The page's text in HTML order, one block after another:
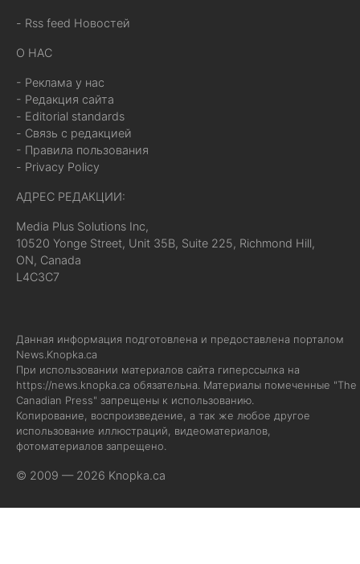
- Rss feed Новостей
О НАС
- Реклама у нас
- Редакция сайта
- Editorial standards
- Связь с редакцией
- Правила пользования
- Privacy Policy
АДРЕС РЕДАКЦИИ:
Media Plus Solutions Inc,
10520 Yonge Street, Unit 35B, Suite 225, Richmond Hill,
ON, Canada
L4C3C7
Данная информация подготовлена и предоставлена порталом
News.Knopka.ca
При использовании материалов сайта гиперссылка на
https://news.knopka.ca обязательна. Материалы помеченные "The
Canadian Press" запрещены к использованию.
Копирование, воспроизведение, а так же любое другое
использование иллюстраций, видеоматериалов,
фотоматериалов запрещено.
© 2009 — 2026 Knopka.ca